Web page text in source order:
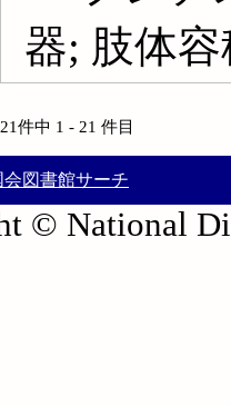
器; 肢体容
21件中 1 - 21 件目
会図書館サーチ
© National